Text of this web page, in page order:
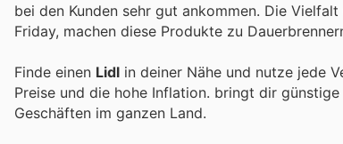
bei den Kunden sehr gut ankommen. Die
Friday, machen diese Produkte zu
Finde einen Lidl in deiner Nähe und nutze jede
Preise und die hohe Inflation. bringt dir günstige
Geschäften im ganzen Land.